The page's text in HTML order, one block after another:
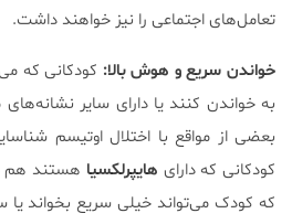
تعامل‌های اجتماعی را نیز خواهند داشت.
خواندن سریع و هوش بالا: کودکانی که
به خواندن کنند یا دارای سایر
بعضی از مواقع با اختلال اوتیسم
کودکانی که دارای هایپرلکسیا هستند هم
که کودک می‌تواند خیلی سریع بخواند یا